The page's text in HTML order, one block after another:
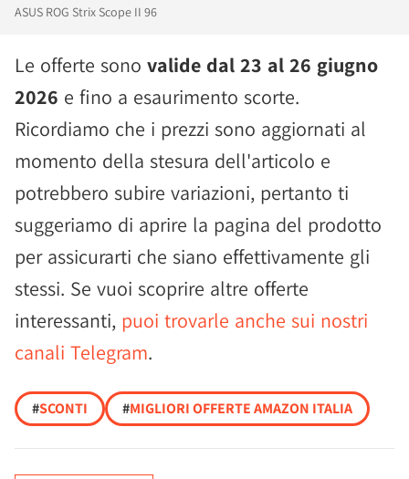
ASUS ROG Strix Scope II 96
Le offerte sono valide dal 23 al 26 giugno
2026 e fino a esaurimento scorte.
Ricordiamo che i prezzi sono aggiornati al
momento della stesura dell'articolo e
potrebbero subire variazioni, pertanto ti
suggeriamo di aprire la pagina del prodotto
per assicurarti che siano effettivamente gli
stessi. Se vuoi scoprire altre offerte
interessanti, puoi trovarle anche sui nostri
canali Telegram.
#SCONTI #MIGLIORI OFFERTE AMAZON ITALIA